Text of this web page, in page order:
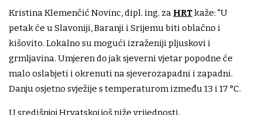
Kristina Klemenčić Novinc, dipl. ing. za HRTkaže: "U
petak će u Slavoniji, Baranji i Srijemu biti oblačno i
kišovito. Lokalno su mogući izraženiji pljuskovi i
grmljavina. Umjeren do jak sjeverni vjetar popodne će
malo oslabjeti i okrenuti na sjeverozapadni i zapadni.
Danju osjetno svježije s temperaturom između 13 i 17 °C.
U središnjoj Hrvatskoj još niže vrijednosti.